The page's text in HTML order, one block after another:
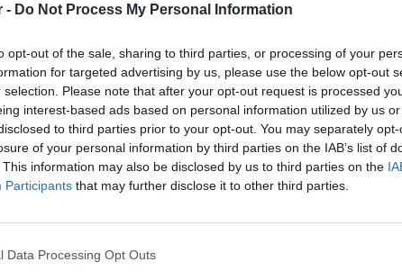
- Do Not Process My Personal Information
opt-out of the sale, sharing to third parties, or processing of your
for targeted advertising by us, please use the below opt-out
selection. Please note that after your opt-out request is processed
interest-based ads based on personal information utilized by us
to third parties prior to your opt-out. You may separately
of your personal information by third parties on the IAB’s list of
information may also be disclosed by us to third parties on the
Participants that may further disclose it to other third parties.
Data Processing Opt Outs
ΔΙΑΦΗΜΙΣΗ